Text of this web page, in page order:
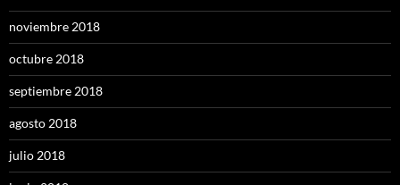
noviembre 2018
octubre 2018
septiembre 2018
agosto 2018
julio 2018